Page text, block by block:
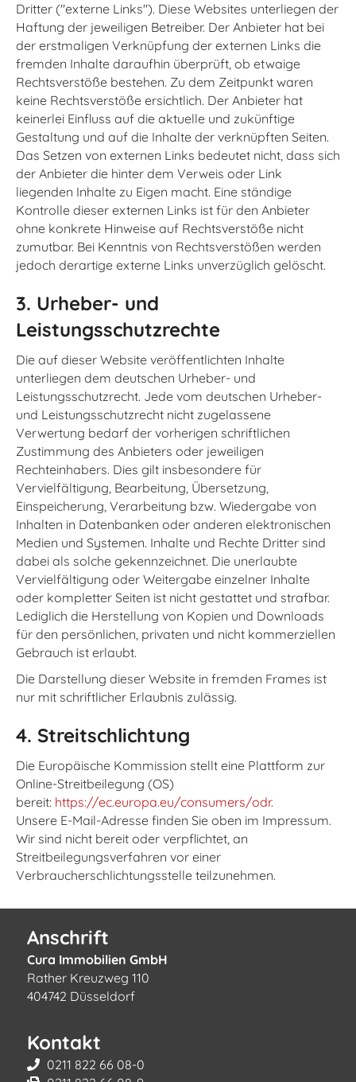
Dritter ("externe Links"). Diese Websites unterliegen der
Haftung der jeweiligen Betreiber. Der Anbieter hat bei
der erstmaligen Verknüpfung der externen Links die
fremden Inhalte daraufhin überprüft, ob etwaige
Rechtsverstöße bestehen. Zu dem Zeitpunkt waren
keine Rechtsverstöße ersichtlich. Der Anbieter hat
keinerlei Einfluss auf die aktuelle und zukünftige
Gestaltung und auf die Inhalte der verknüpften Seiten.
Das Setzen von externen Links bedeutet nicht, dass sich
der Anbieter die hinter dem Verweis oder Link
liegenden Inhalte zu Eigen macht. Eine ständige
Kontrolle dieser externen Links ist für den Anbieter
ohne konkrete Hinweise auf Rechtsverstöße nicht
zumutbar. Bei Kenntnis von Rechtsverstößen werden
jedoch derartige externe Links unverzüglich gelöscht.
3. Urheber- und
Leistungsschutzrechte
Die auf dieser Website veröffentlichten Inhalte
unterliegen dem deutschen Urheber- und
Leistungsschutzrecht. Jede vom deutschen Urheber-
und Leistungsschutzrecht nicht zugelassene
Verwertung bedarf der vorherigen schriftlichen
Zustimmung des Anbieters oder jeweiligen
Rechteinhabers. Dies gilt insbesondere für
Vervielfältigung, Bearbeitung, Übersetzung,
Einspeicherung, Verarbeitung bzw. Wiedergabe von
Inhalten in Datenbanken oder anderen elektronischen
Medien und Systemen. Inhalte und Rechte Dritter sind
dabei als solche gekennzeichnet. Die unerlaubte
Vervielfältigung oder Weitergabe einzelner Inhalte
oder kompletter Seiten ist nicht gestattet und strafbar.
Lediglich die Herstellung von Kopien und Downloads
für den persönlichen, privaten und nicht kommerziellen
Gebrauch ist erlaubt.
Die Darstellung dieser Website in fremden Frames ist
nur mit schriftlicher Erlaubnis zulässig.
4. Streitschlichtung
Die Europäische Kommission stellt eine Plattform zur
Online-Streitbeilegung (OS)
bereit: https://ec.europa.eu/consumers/odr.
Unsere E-Mail-Adresse finden Sie oben im Impressum.
Wir sind nicht bereit oder verpflichtet, an
Streitbeilegungsverfahren vor einer
Verbraucherschlichtungsstelle teilzunehmen.
Anschrift
Cura Immobilien GmbH
Rather Kreuzweg 110
404742 Düsseldorf
Kontakt
0211 822 66 08-0